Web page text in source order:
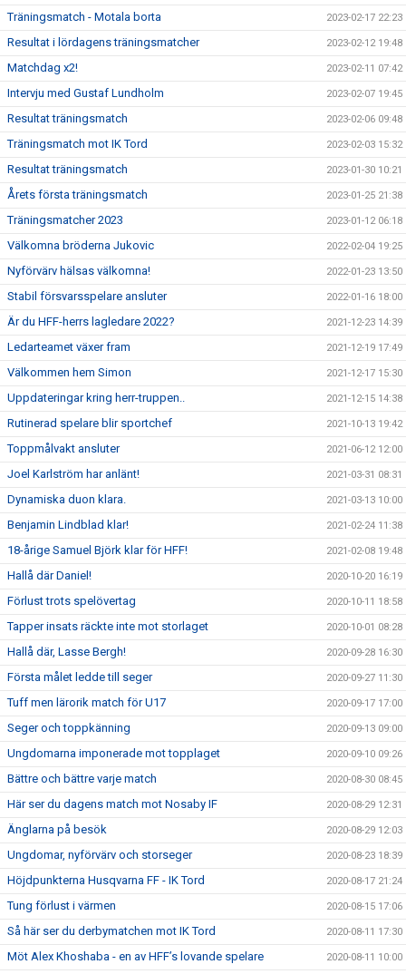
Träningsmatch - Motala borta 2023-02-17 22:23
Resultat i lördagens träningsmatcher 2023-02-12 19:48
Matchdag x2! 2023-02-11 07:42
Intervju med Gustaf Lundholm 2023-02-07 19:45
Resultat träningsmatch 2023-02-06 09:48
Träningsmatch mot IK Tord 2023-02-03 15:32
Resultat träningsmatch 2023-01-30 10:21
Årets första träningsmatch 2023-01-25 21:38
Träningsmatcher 2023 2023-01-12 06:18
Välkomna bröderna Jukovic 2022-02-04 19:25
Nyförvärv hälsas välkomna! 2022-01-23 13:50
Stabil försvarsspelare ansluter 2022-01-16 18:00
Är du HFF-herrs lagledare 2022? 2021-12-23 14:39
Ledarteamet växer fram 2021-12-19 17:49
Välkommen hem Simon 2021-12-17 15:30
Uppdateringar kring herr-truppen.. 2021-12-15 14:38
Rutinerad spelare blir sportchef 2021-10-13 19:42
Toppmålvakt ansluter 2021-06-12 12:00
Joel Karlström har anlänt! 2021-03-31 08:31
Dynamiska duon klara. 2021-03-13 10:00
Benjamin Lindblad klar! 2021-02-24 11:38
18-årige Samuel Björk klar för HFF! 2021-02-08 19:48
Hallå där Daniel! 2020-10-20 16:19
Förlust trots spelövertag 2020-10-11 18:58
Tapper insats räckte inte mot storlaget 2020-10-01 08:28
Hallå där, Lasse Bergh! 2020-09-28 16:30
Första målet ledde till seger 2020-09-27 11:30
Tuff men lärorik match för U17 2020-09-17 17:00
Seger och toppkänning 2020-09-13 09:00
Ungdomarna imponerade mot topplaget 2020-09-10 09:26
Bättre och bättre varje match 2020-08-30 08:45
Här ser du dagens match mot Nosaby IF 2020-08-29 12:31
Änglarna på besök 2020-08-29 12:03
Ungdomar, nyförvärv och storseger 2020-08-23 18:39
Höjdpunkterna Husqvarna FF - IK Tord 2020-08-17 21:24
Tung förlust i värmen 2020-08-15 17:06
Så här ser du derbymatchen mot IK Tord 2020-08-11 17:30
Möt Alex Khoshaba - en av HFF’s lovande spelare 2020-08-11 10:00